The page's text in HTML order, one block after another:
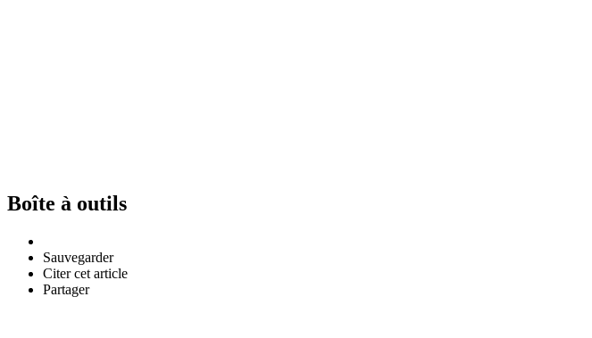
Boîte à outils
Sauvegarder
Citer cet article
Partager